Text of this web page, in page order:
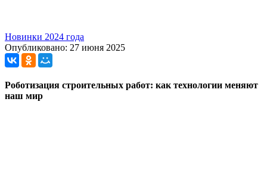
Новинки 2024 года
Опубликовано: 27 июня 2025
Роботизация строительных работ: как технологии меняют
наш мир